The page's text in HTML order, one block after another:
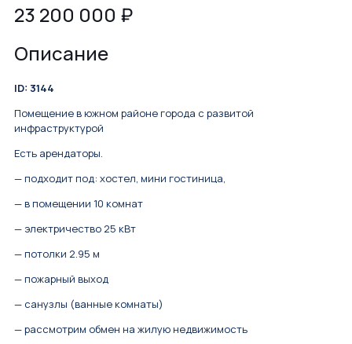
23 200 000 ₽
Описание
ID: 3144
Помещение в южном районе города с развитой
инфраструктурой
Есть арендаторы.
— подходит под: хостел, мини гостиница,
— в помещении 10 комнат
— электричество 25 кВт
— потолки 2.95 м
— пожарный выход
— санузлы (ванные комнаты)
— рассмотрим обмен на жилую недвижимость